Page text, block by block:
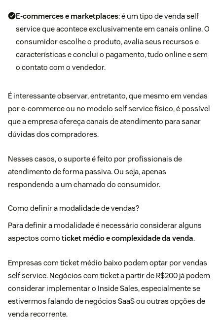
E-commerces e marketplaces: é um tipo de venda self
service que acontece exclusivamente em canais online. O
consumidor escolhe o produto, avalia seus recursos e
características e conclui o pagamento, tudo online e sem
o contato com o vendedor.
É interessante observar, entretanto, que mesmo em vendas
por e-commerce ou no modelo self service físico, é possível
que a empresa ofereçacanais de atendimento para sanar
dúvidas dos compradores.
Nesses casos, o suporte é feito por profissionais de
atendimento de forma passiva. Ou seja, apenas
respondendo a um chamado do consumidor.
Como definir a modalidade de vendas?
Para definir a modalidade é necessário considerar alguns
aspectos como ticket médio e complexidade da venda.
Empresas com ticket médio baixo podem optar por vendas
self service. Negócios com ticket a partir de R$200 já podem
considerar implementar o Inside Sales, especialmente se
estivermos falando de negócios SaaS ou outras opções de
venda recorrente.